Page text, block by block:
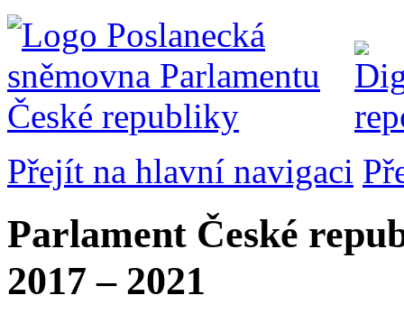
Přejít na hlavní navigaci
Parlament České
2017 – 2021